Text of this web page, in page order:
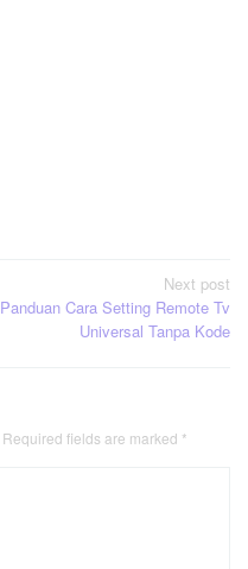
Next post
Panduan Cara Setting Remote Tv
Universal Tanpa Kode
Required fields are marked *